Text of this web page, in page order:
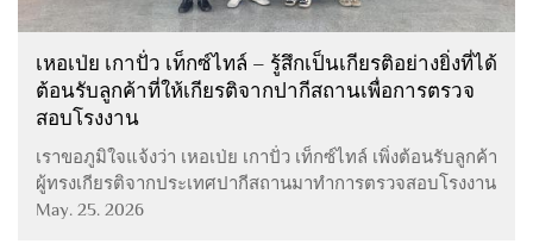
เหอเป่ย เกาปั่ว เท็กซ์ไทล์ – รู้สึกเป็นเกียรติอย่างยิ่งที่ได้
ต้อนรับลูกค้าที่ให้เกียรติจากปากีสถานเพื่อการตรวจ
สอบโรงงาน
เราขอภูมิใจแจ้งว่า เหอเป่ย เกาปั่ว เท็กซ์ไทล์ เพิ่งต้อนรับลูกค้า
ผู้ทรงเกียรติจากประเทศปากีสถานมาทำการตรวจสอบโรงงาน
อย่างละเอียดรอบด้าน การเยือนครั้งนี้ถือเป็นอีกก้าวหนึ่งใน
May. 25. 2026